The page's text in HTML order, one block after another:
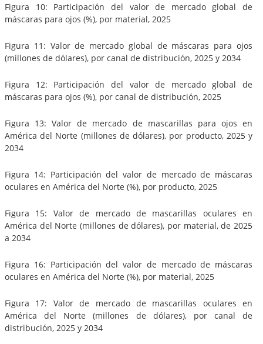
Figura 10: Participación del valor de mercado global de
máscaras para ojos (%), por material, 2025
Figura 11: Valor de mercado global de máscaras para ojos
(millones de dólares), por canal de distribución, 2025 y 2034
Figura 12: Participación del valor de mercado global de
máscaras para ojos (%), por canal de distribución, 2025
Figura 13: Valor de mercado de mascarillas para ojos en
América del Norte (millones de dólares), por producto, 2025 y
2034
Figura 14: Participación del valor de mercado de máscaras
oculares en América del Norte (%), por producto, 2025
Figura 15: Valor de mercado de mascarillas oculares en
América del Norte (millones de dólares), por material, de 2025
a 2034
Figura 16: Participación del valor de mercado de máscaras
oculares en América del Norte (%), por material, 2025
Figura 17: Valor de mercado de mascarillas oculares en
América del Norte (millones de dólares), por canal de
distribución, 2025 y 2034